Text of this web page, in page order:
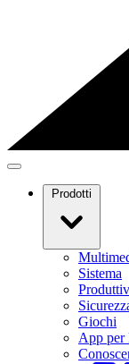
Prodotti
Sistema
Giochi
App per